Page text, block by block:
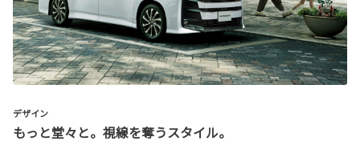
デザイン
もっと堂々と。視線を奪うスタイル。